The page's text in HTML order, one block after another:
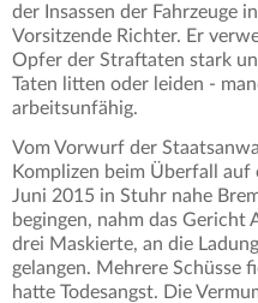
der Insassen der Fahrzeuge
Vorsitzende Richter. Er
Opfer der Straftaten stark
Taten litten oder leiden -
arbeitsunfähig.
Vom Vorwurf der
Komplizen beim Überfall
Juni 2015 in Stuhr nahe
begingen, nahm das Gericht
drei Maskierte, an die
gelangen. Mehrere Schüsse
hatte Todesangst. Die